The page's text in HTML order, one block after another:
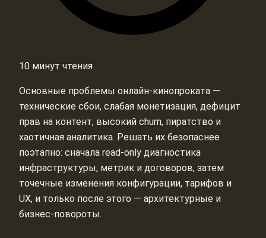
10 минут чтения
Основные проблемы онлайн-кинопроката —
технические сбои, слабая монетизация, дефицит
прав на контент, высокий churn, пиратство и
хаотичная аналитика. Решать их безопаснее
поэтапно: сначала read-only диагностика
инфраструктуры, метрик и договоров, затем
точечные изменения конфигурации, тарифов и
UX, и только после этого — архитектурные и
бизнес-повороты.